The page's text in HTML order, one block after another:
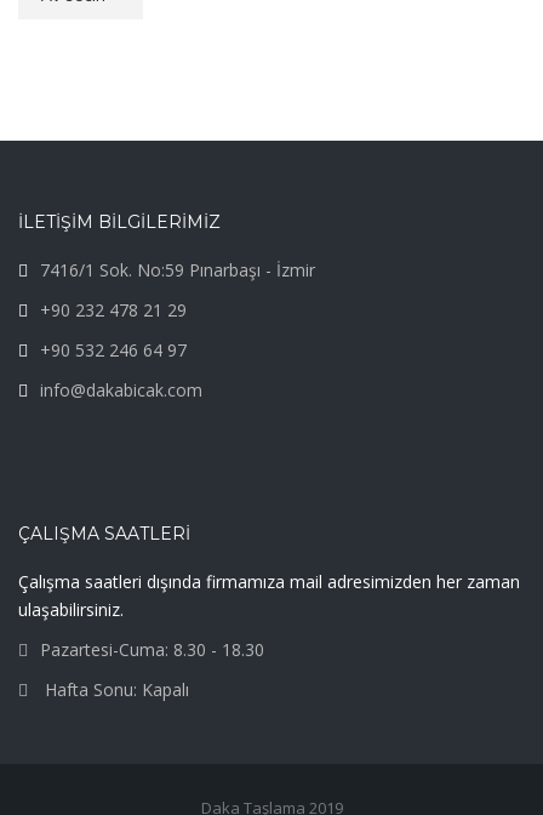
İLETİŞİM BİLGİLERİMİZ
7416/1 Sok. No:59 Pınarbaşı - İzmir
+90 232 478 21 29
+90 532 246 64 97
info@dakabicak.com
ÇALIŞMA SAATLERI
Çalışma saatleri dışında firmamıza mail adresimizden her zaman
ulaşabilirsiniz.
Pazartesi-Cuma: 8.30 - 18.30
Hafta Sonu: Kapalı
Daka Taşlama 2019